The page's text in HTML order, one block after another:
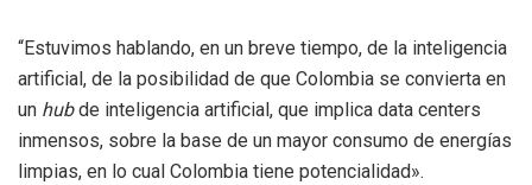
“Estuvimos hablando, en un breve tiempo, de la inteligencia
artificial, de la posibilidad de que Colombia se convierta en
un hubde inteligencia artificial, que implica data centers
inmensos, sobre la base de un mayor consumo de energías
limpias, en lo cual Colombia tiene potencialidad».